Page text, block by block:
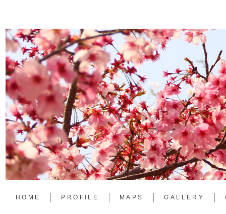
HOME PROFILE MAPS GALLERY